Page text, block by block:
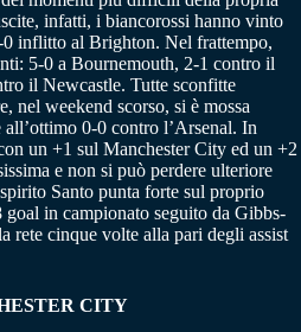
infatti, i biancorossi hanno vinto
inflitto al Brighton. Nel frattempo,
5-0 a Bournemouth, 2-1 contro il
il Newcastle. Tutte sconfitte
nel weekend scorso, si è mossa
0-0 contro l’Arsenal. In
un +1 sul Manchester City ed un +2
e non si può perdere ulteriore
Santo punta forte sul proprio
in campionato seguito da Gibbs-
rete cinque volte alla pari degli assist
CITY